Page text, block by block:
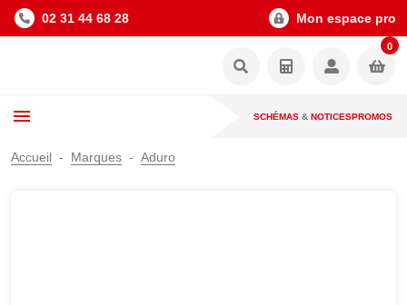
02 31 44 68 28 Mon espace pro
0
SCHÉMAS & NOTICESPROMOS
Accueil Marques Aduro